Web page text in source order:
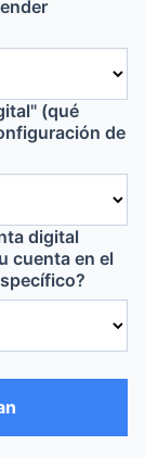
(qué
de
digital
cuenta en el